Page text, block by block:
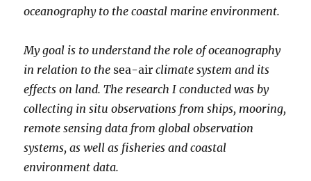
oceanography to the coastal marine environment.
My goal is to understand the role of oceanography
in relation to the sea-air climate system and its
effects on land. The research I conducted was by
collecting in situ observations from ships, mooring,
remote sensing data from global observation
systems, as well as fisheries and coastal
environment data.